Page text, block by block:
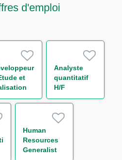
d'emploi
et
Analyste
quantitatif
H/F
Human
Resources
Generalist